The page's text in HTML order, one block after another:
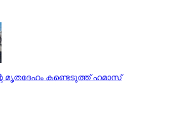
മൃതദേഹം കണ്ടെടുത്ത് ഹമാസ്